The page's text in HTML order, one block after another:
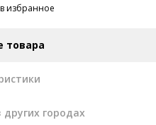
избранное
товара
городах